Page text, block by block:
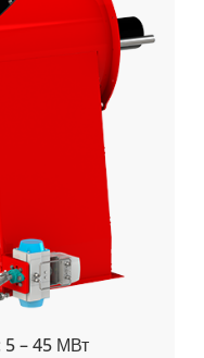
– 45 МВт